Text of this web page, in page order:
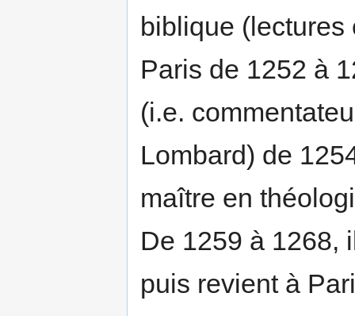
biblique
Paris de 1252 à
(i.e.
Lombard) de
maître en
De 1259 à 1268,
puis revient à